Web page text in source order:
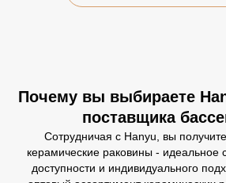
Почему вы выбираете
поставщика
Сотрудничая с Hanyu, вы
керамические раковины - идеальное
доступности и индивидуального